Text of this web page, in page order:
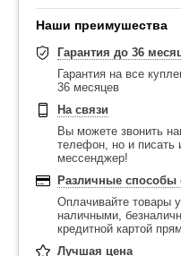
Наши преимушества
Гарантия до 36
Гарантия на все
36 месяцев
На связи
Вы можете звонить
телефон, но и писать
мессенджер!
Различные способы
Оплачивайте товары
наличными,
кредитной картой
Лучшая цена